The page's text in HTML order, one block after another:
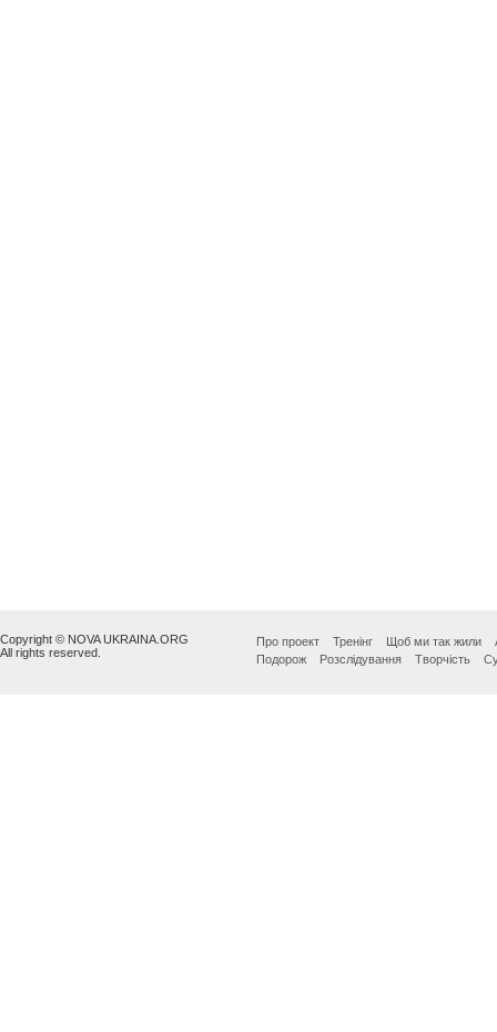
Copyright © NOVA UKRAINA.ORG
All rights reserved.
Про проект Тренінг Щоб ми так жили
Подорож
Розслідування Творчість